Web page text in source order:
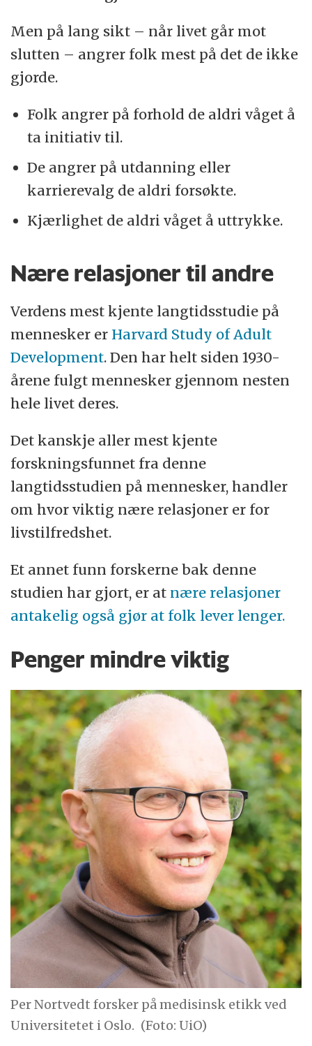
Men på lang sikt – når livet går mot
slutten – angrer folk mest på det de ikke
gjorde.
Folk angrer på forhold de aldri våget å
ta initiativ til.
De angrer på utdanning eller
karrierevalg de aldri forsøkte.
Kjærlighet de aldri våget å uttrykke.
Nære relasjoner til andre
Verdens mest kjente langtidsstudie på
mennesker er Harvard Study of Adult
Development. Den har helt siden 1930-
årene fulgt mennesker gjennom nesten
hele livet deres.
Det kanskje aller mest kjente
forskningsfunnet fra denne
langtidsstudien på mennesker, handler
om hvor viktig nære relasjoner er for
livstilfredshet.
Et annet funn forskerne bak denne
studien har gjort, er at nære relasjoner
antakelig også gjør at folk lever lenger.
Penger mindre viktig
Per Nortvedt forsker på medisinsk etikk ved
Universitetet i Oslo. (Foto: UiO)